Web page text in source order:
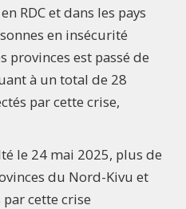
RDC et dans les pays
en insécurité
provinces est passé de
à un total de 28
par cette crise,
le 24 mai 2025, plus de
du Nord-Kivu et
cette crise